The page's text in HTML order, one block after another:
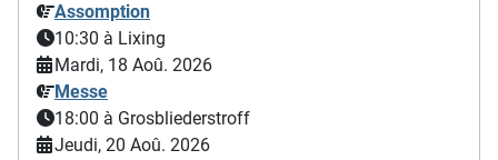
Assomption
10:30 à Lixing
Mardi, 18 Aoû. 2026
Messe
18:00 à Grosbliederstroff
Jeudi, 20 Aoû. 2026